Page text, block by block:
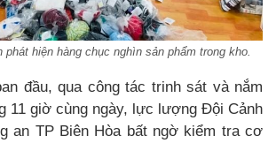
hiện hàng chục nghìn sản phẩm trong kho.
đầu, qua công tác trinh sát và nắm
11 giờ cùng ngày, lực lượng Đội Cảnh
an TP Biên Hòa bất ngờ kiểm tra cơ